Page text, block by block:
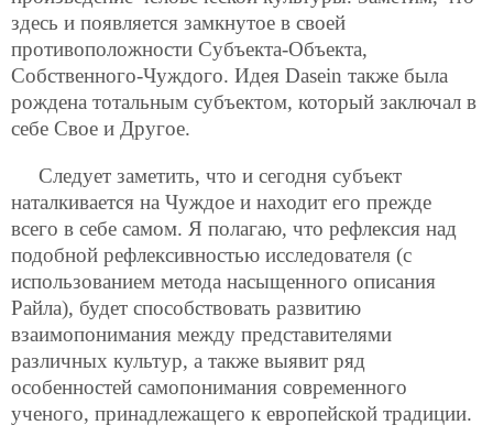
здесь и появляется замкнутое в своей
противоположности Субъекта-Объекта,
Собственного-Чуждого. Идея Dasein также была
рождена тотальным субъектом, который заключал в
себе Свое и Другое.
Следует заметить, что и сегодня субъект
наталкивается на Чуждое и находит его прежде
всего в себе самом. Я полагаю, что рефлексия над
подобной рефлексивностью исследователя (с
использованием метода насыщенного описания
Райла), будет способствовать развитию
взаимопонимания между представителями
различных культур, а также выявит ряд
особенностей самопонимания современного
ученого, принадлежащего к европейской традиции.